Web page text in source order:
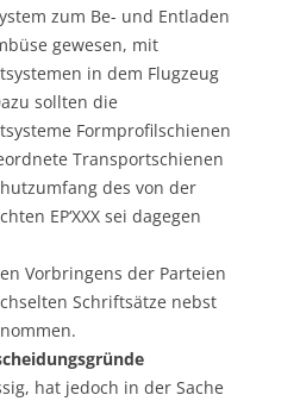
zum Be- und Entladen
gewesen, mit
in dem Flugzeug
sollten die
Formprofilschienen
Transportschienen
des von der
EP‘XXX sei dagegen
Vorbringens der Parteien
Schriftsätze nebst
hat jedoch in der Sache